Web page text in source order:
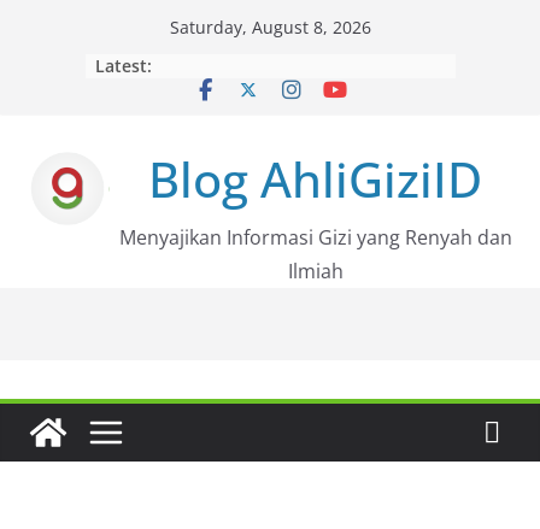
Saturday, August 8, 2026
Latest:
Blog AhliGiziID
Menyajikan Informasi Gizi yang Renyah dan
Ilmiah